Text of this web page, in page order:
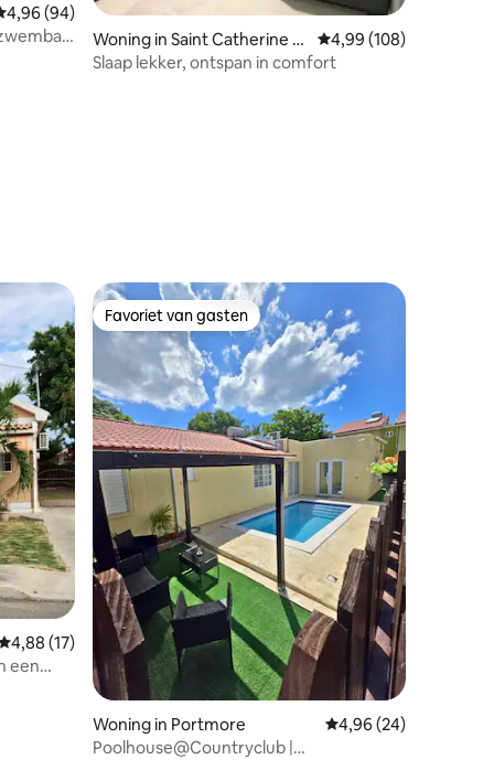
beoordeling van 4,96 op 5, 94 recensies
4,96 (94)
Woning in Saint Catherine P
arish
Gemiddelde
4,99 (108)
Slaap lekker, ontspan in comfort
beoordeling van 4,88 op 5, 17 recensies
4,88 (17)
een
Favoriet van gasten
Favoriet van gasten
Woning in Portmore Gemiddelde
4,96 (24)
Poolhouse@Countryclub |